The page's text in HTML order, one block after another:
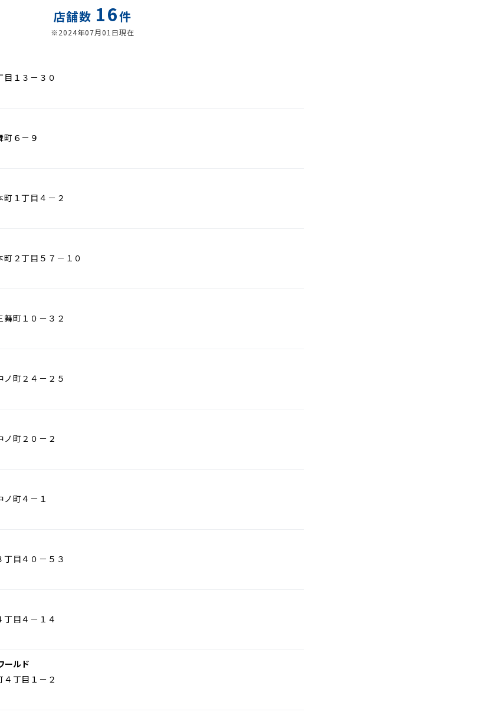
店舗数 16件
※2024年07月01日現在
１３－３０
６－９
１丁目４－２
２丁目５７－１０
町１０－３２
町２４－２５
町２０－２
町４－１
目４０－５３
目４－１４
ールド
丁目１－２